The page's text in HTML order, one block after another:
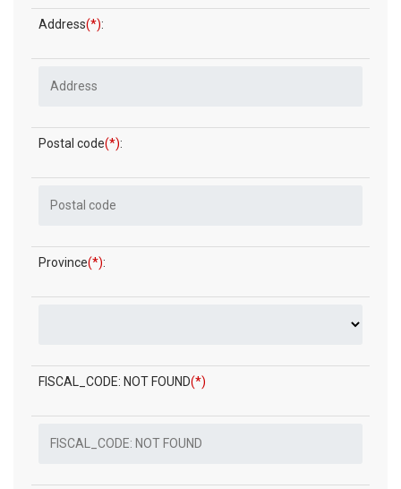
Address(*):
Postal code(*):
Province(*):
FISCAL_CODE: NOT FOUND(*)